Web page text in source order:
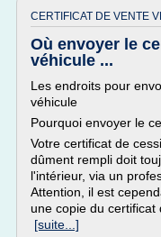
CERTIFICAT DE VENTE
Où envoyer le
véhicule ...
Les endroits pour
véhicule
Pourquoi envoyer le
Votre certificat de
dûment rempli doit
l'intérieur, via un
Attention, il est
une copie du certificat
[suite...]